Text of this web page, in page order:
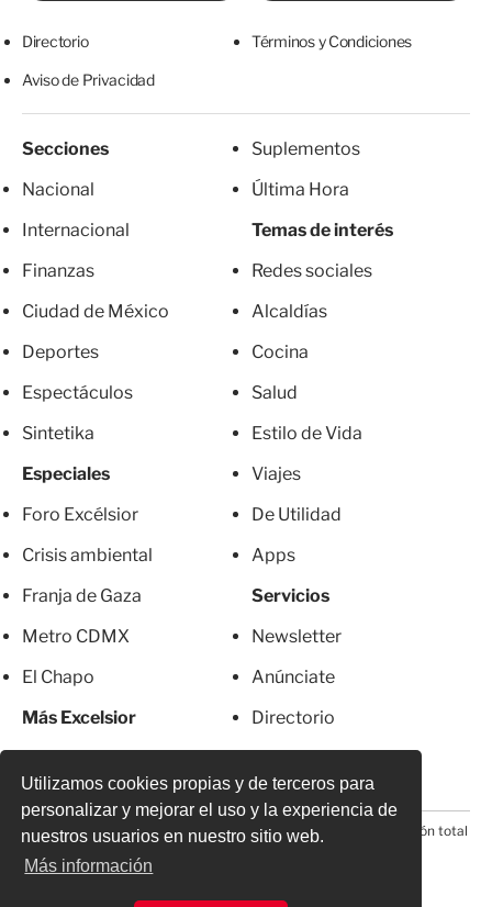
Utilizamos cookies propias y de terceros para
personalizar y mejorar el uso y la experiencia de
nuestros usuarios en nuestro sitio web.
Más información
Directorio Términos y Condiciones
Aviso de Privacidad
Secciones
Nacional
Internacional
Finanzas
Ciudad de México
Deportes
Espectáculos
Sintetika
Especiales
Foro Excélsior
Crisis ambiental
Franja de Gaza
Metro CDMX
El Chapo
Más Excelsior
Suplementos
Última Hora
Temas de interés
Redes sociales
Alcaldías
Cocina
Salud
Estilo de Vida
Viajes
De Utilidad
Apps
Servicios
Newsletter
Anúnciate
Directorio
© 2026 Todos los derechos reservados. Prohibida la reproducción total
o parcial, incluyendo cualquier medio electrónico*